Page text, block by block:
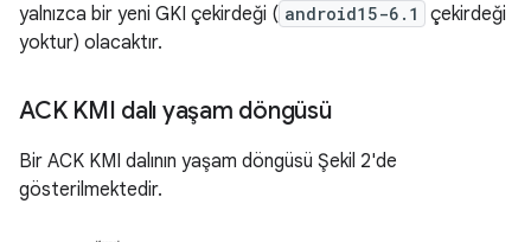
yalnızca bir yeni GKI çekirdeği ( android15-6.1
çekirdeği
yoktur) olacaktır.
ACK KMI dalı yaşam döngüsü
Bir ACK KMI dalının yaşam döngüsü Şekil 2'de
gösterilmektedir.